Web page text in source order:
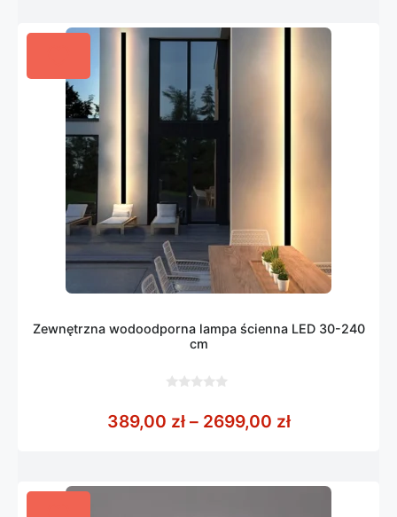
Zewnętrzna wodoodporna lampa ścienna LED 30-240
cm
5
389,00 zł – 2699,00 złZakres cen: